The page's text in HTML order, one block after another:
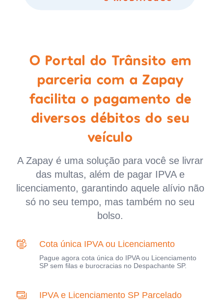
O Portal do Trânsito em
parceria com a Zapay
facilita o pagamento de
diversos débitos do seu
veículo
A Zapay é uma solução para você se livrar
das multas, além de pagar IPVA e
licenciamento, garantindo aquele alívio não
só no seu tempo, mas também no seu
bolso.
Cota única IPVA ou Licenciamento
Pague agora cota única do IPVA ou Licenciamento
SP sem filas e burocracias no Despachante SP.
IPVA e Licenciamento SP Parcelado